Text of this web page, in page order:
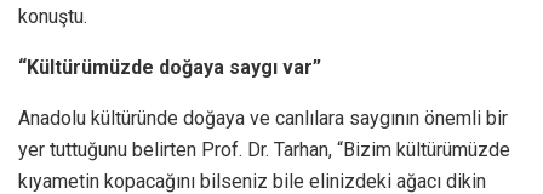
konuştu.
“Kültürümüzde doğaya saygı var”
Anadolu kültüründe doğaya ve canlılara saygının önemli bir
yer tuttuğunu belirten Prof. Dr. Tarhan, “Bizim kültürümüzde
kıyametin kopacağını bilseniz bile elinizdeki ağacı dikin